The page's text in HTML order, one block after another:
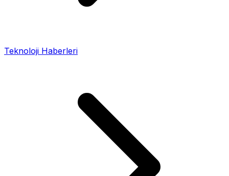
Teknoloji Haberleri